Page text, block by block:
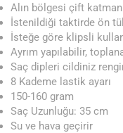
Alın bölgesi çift
İstenildiği taktirde ön
İsteğe göre klipsli
Ayrım yapılabilir,
Saç dipleri cildiniz
8 Kademe lastik ayarı
150-160 gram
Saç Uzunluğu: 35 cm
Su ve hava geçirir